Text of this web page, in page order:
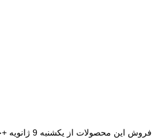
فروش این محصولات از یکشنبه 9 ژانویه +جزئیات